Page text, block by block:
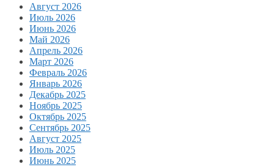
Август 2026
Июль 2026
Июнь 2026
Май 2026
Апрель 2026
Март 2026
Февраль 2026
Январь 2026
Декабрь 2025
Ноябрь 2025
Октябрь 2025
Сентябрь 2025
Август 2025
Июль 2025
Июнь 2025